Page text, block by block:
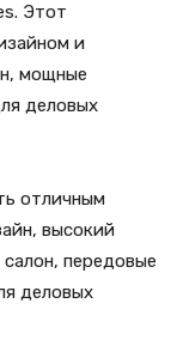
Этот
и
мощные
деловых
отличным
высокий
передовые
деловых